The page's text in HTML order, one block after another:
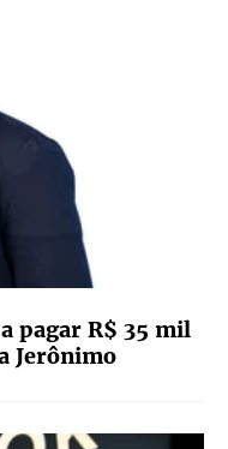
pagar R$ 35 mil
Jerônimo